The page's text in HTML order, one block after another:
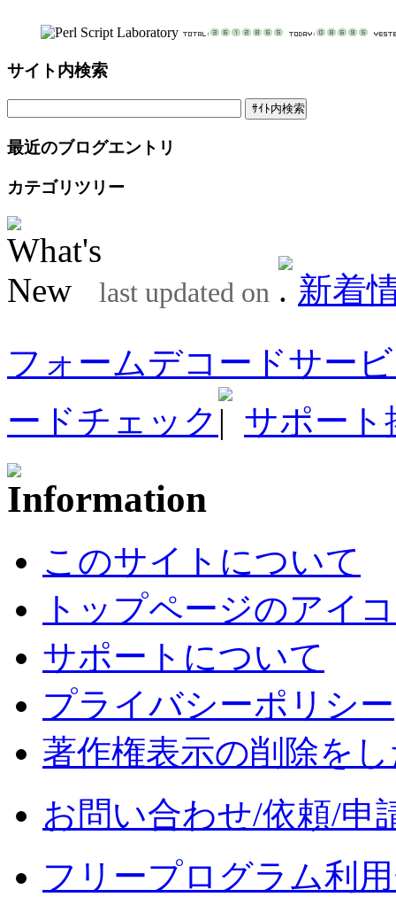
サイト内検索
最近のブログエントリ
カテゴリツリー
last updated on
新着
フォームデコードサー
ードチェック
サポート
このサイトについて
トップページのアイ
サポートについて
プライバシーポリシー
著作権表示の削除を
お問い合わせ/依頼/申
フリープログラム利